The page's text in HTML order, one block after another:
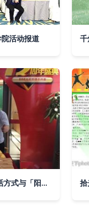
活动报道
给家装个阳光房，体验一种新的生活方式与「阳光活动」